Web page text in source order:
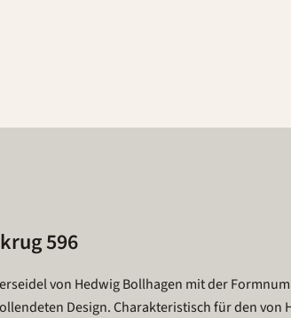
596
von Hedwig Bollhagen mit der
Design. Charakteristisch für den